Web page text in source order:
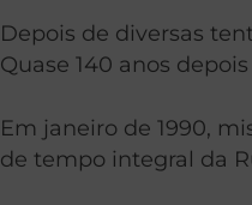
Depois de diversas
Quase 140 anos
Em janeiro de 1990,
de tempo integral da